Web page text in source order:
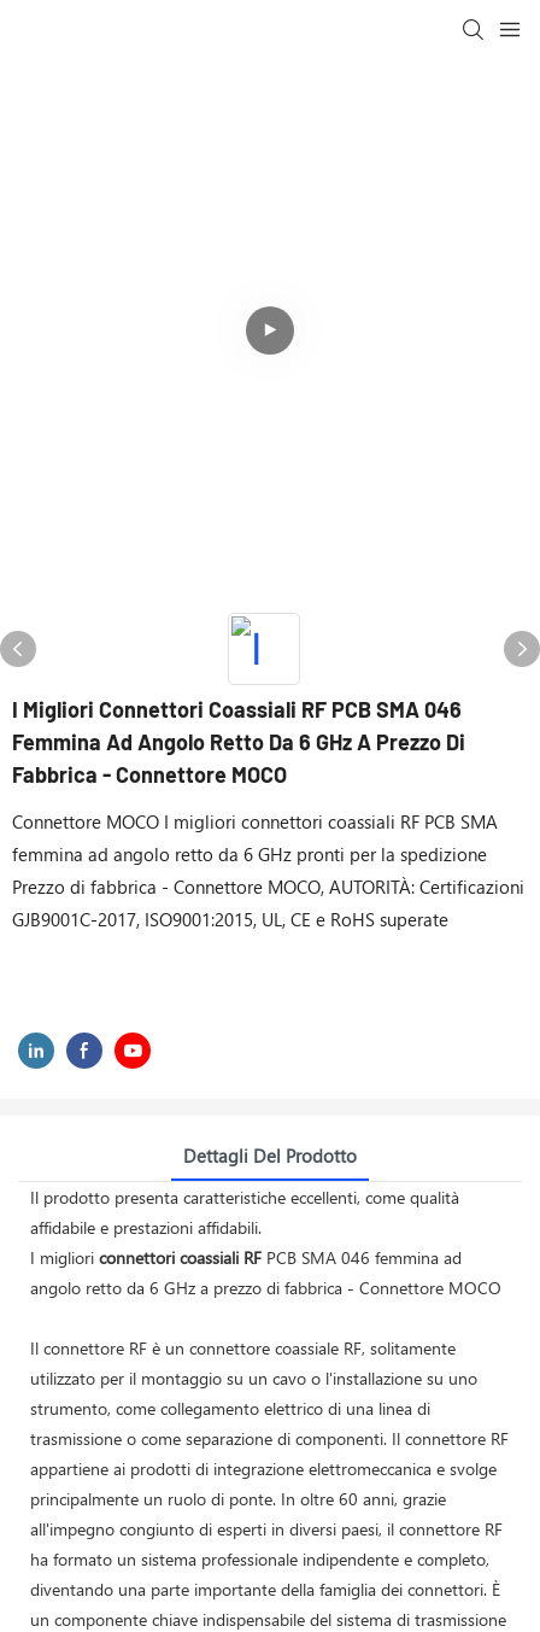
I Migliori Connettori Coassiali RF PCB SMA 046
Femmina Ad Angolo Retto Da 6 GHz A Prezzo Di
Fabbrica - Connettore MOCO
Connettore MOCO I migliori connettori coassiali RF PCB SMA
femmina ad angolo retto da 6 GHz pronti per la spedizione
Prezzo di fabbrica - Connettore MOCO, AUTORITÀ: Certificazioni
GJB9001C-2017, ISO9001:2015, UL, CE e RoHS superate
Dettagli Del Prodotto
Il prodotto presenta caratteristiche eccellenti, come qualità
affidabile e prestazioni affidabili.
I migliori connettori coassiali RF PCB SMA 046 femmina ad
angolo retto da 6 GHz a prezzo di fabbrica - Connettore MOCO
Il connettore RF è un connettore coassiale RF, solitamente
utilizzato per il montaggio su un cavo o l'installazione su uno
strumento, come collegamento elettrico di una linea di
trasmissione o come separazione di componenti. Il connettore RF
appartiene ai prodotti di integrazione elettromeccanica e svolge
principalmente un ruolo di ponte. In oltre 60 anni, grazie
all'impegno congiunto di esperti in diversi paesi, il connettore RF
ha formato un sistema professionale indipendente e completo,
diventando una parte importante della famiglia dei connettori. È
un componente chiave indispensabile del sistema di trasmissione